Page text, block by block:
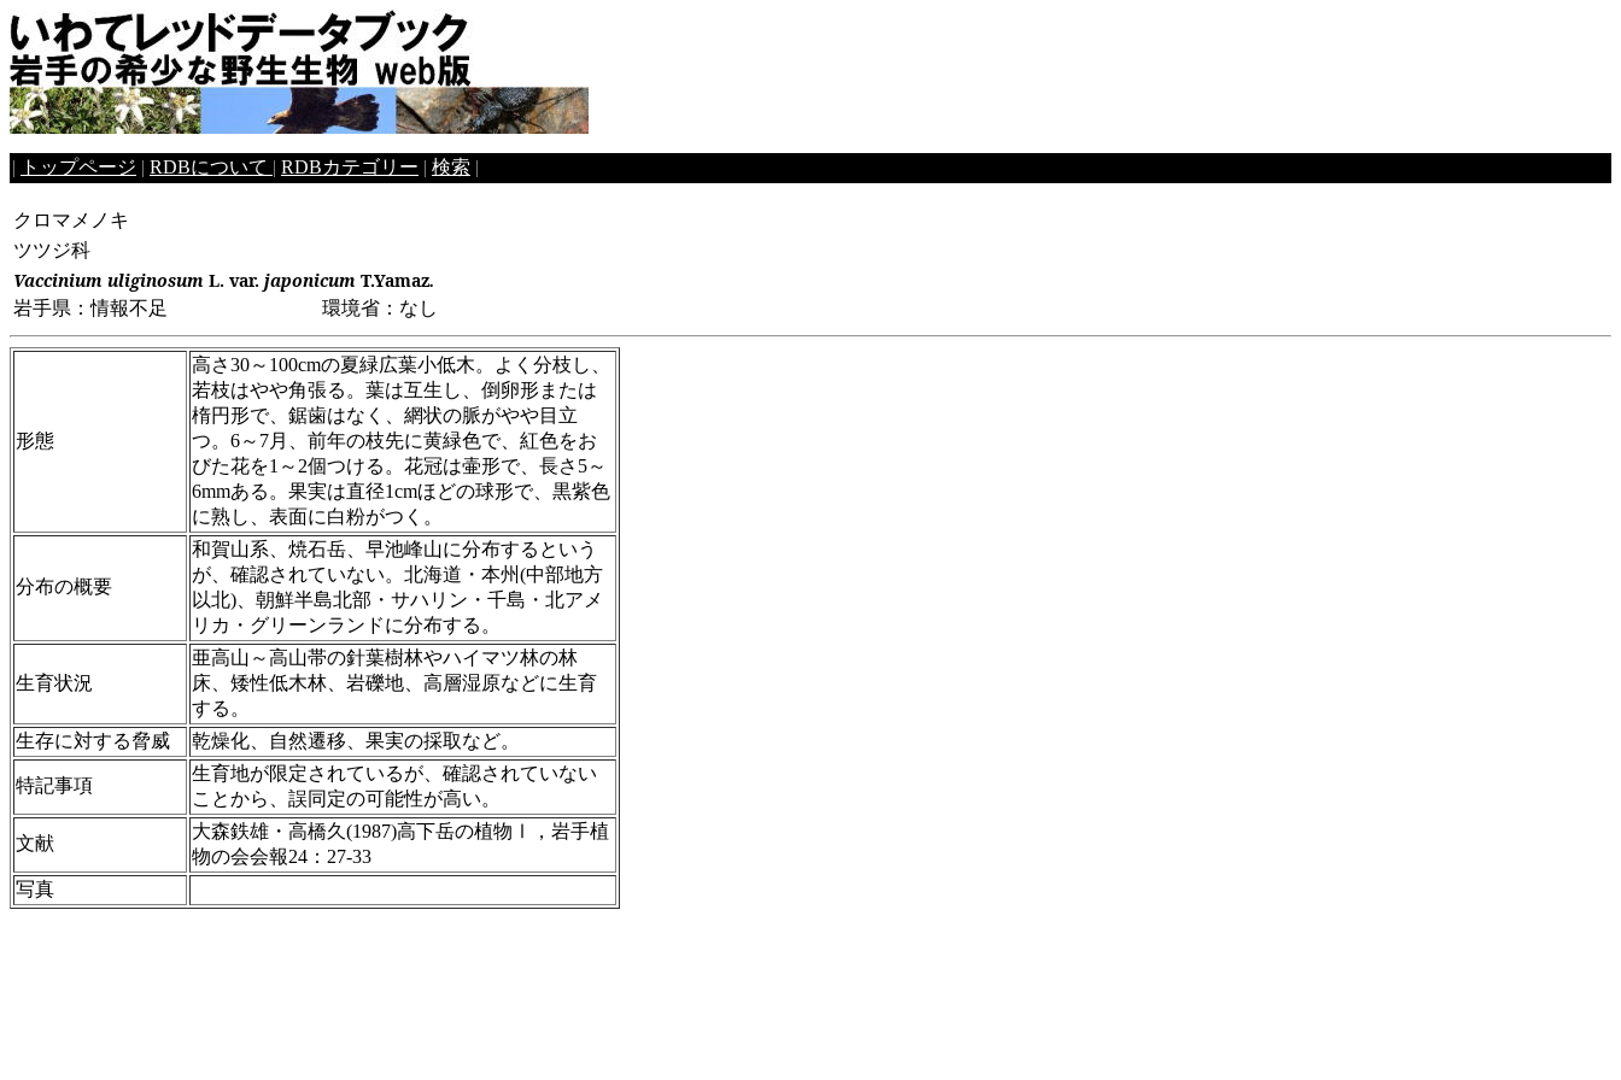
| トップページ | RDBについて | RDBカテゴリー | 検索 |
クロマメノキ
ツツジ科
Vaccinium uliginosum L. var. japonicum T.Yamaz.
岩手県：情報不足 環境省：なし
形態
高さ30～100cmの夏緑広葉小低木。よく分枝し、
若枝はやや角張る。葉は互生し、倒卵形または
楕円形で、鋸歯はなく、網状の脈がやや目立
つ。6～7月、前年の枝先に黄緑色で、紅色をお
びた花を1～2個つける。花冠は壷形で、長さ5～
6mmある。果実は直径1cmほどの球形で、黒紫色
に熟し、表面に白粉がつく。
分布の概要
和賀山系、焼石岳、早池峰山に分布するという
が、確認されていない。北海道・本州(中部地方
以北)、朝鮮半島北部・サハリン・千島・北アメ
リカ・グリーンランドに分布する。
生育状況
亜高山～高山帯の針葉樹林やハイマツ林の林
床、矮性低木林、岩礫地、高層湿原などに生育
する。
生存に対する脅威
乾燥化、自然遷移、果実の採取など。
特記事項
生育地が限定されているが、確認されていない
ことから、誤同定の可能性が高い。
文献
大森鉄雄・高橋久(1987)高下岳の植物Ⅰ，岩手植
物の会会報24：27-33
写真